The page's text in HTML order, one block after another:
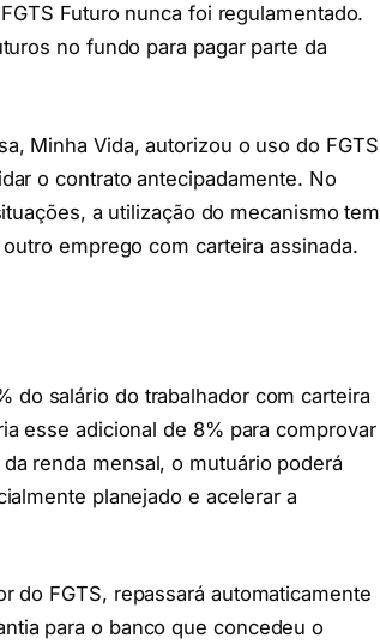
Futuro nunca foi regulamentado.
no fundo para pagar parte da
Minha Vida, autorizou o uso do FGTS
o contrato antecipadamente. No
a utilização do mecanismo tem
emprego com carteira assinada.
do salário do trabalhador com carteira
esse adicional de 8% para comprovar
renda mensal, o mutuário poderá
planejado e acelerar a
do FGTS, repassará automaticamente
para o banco que concedeu o